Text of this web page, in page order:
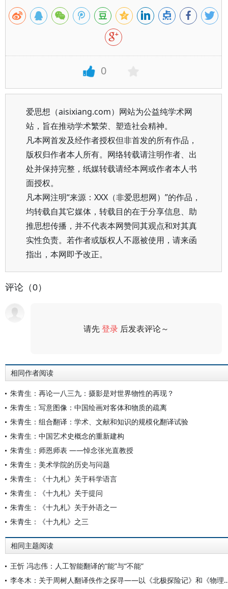
0
爱思想（aisixiang.com）网站为公益纯学术网
站，旨在推动学术繁荣、塑造社会精神。
凡本网首发及经作者授权但非首发的所有作品，
版权归作者本人所有。网络转载请注明作者、出
处并保持完整，纸媒转载请经本网或作者本人书
面授权。
凡本网注明“来源：XXX（非爱思想网）”的作品，
均转载自其它媒体，转载目的在于分享信息、助
推思想传播，并不代表本网赞同其观点和对其真
实性负责。若作者或版权人不愿被使用，请来函
指出，本网即予改正。
评论（0）
请先登录 后发表评论～
相同作者阅读
朱青生：再论一八三九：摄影是对世界物性的再现？
朱青生：写意图像：中国绘画对客体和物质的疏离
朱青生：组合翻译：学术、文献和知识的规模化翻译试验
朱青生：中国艺术史概念的重新建构
朱青生：师恩师表 ——悼念张光直教授
朱青生：美术学院的历史与问题
朱青生：《十九札》关于科学语言
朱青生：《十九札》关于提问
朱青生：《十九札》关于外语之一
朱青生：《十九札》之三
相同主题阅读
王忻 冯志伟：人工智能翻译的“能”与“不能”
李冬木：关于周树人翻译佚作之